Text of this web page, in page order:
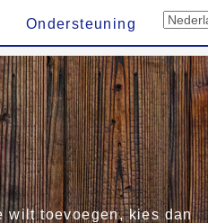
Ondersteuning
wilt toevoegen, kies dan